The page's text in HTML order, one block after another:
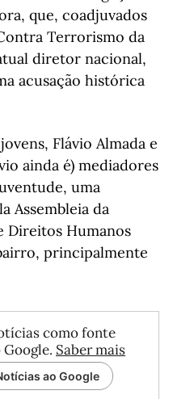
que, coadjuvados
Terrorismo da
diretor nacional,
acusação histórica
Flávio Almada e
ainda é) mediadores
uma
Assembleia da
Direitos Humanos
principalmente
como fonte
Saber mais
ao Google